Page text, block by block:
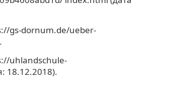
gs-dornum.de/ueber-
uhlandschule-
18.12.2018).